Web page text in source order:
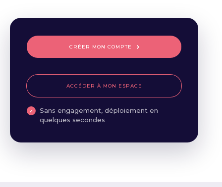
CRÉER MON COMPTE
ACCÉDER À MON ESPACE
Sans engagement, déploiement en
quelques secondes